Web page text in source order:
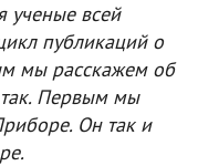
ученые всей
публикаций о
мы расскажем об
Первым мы
Он так и